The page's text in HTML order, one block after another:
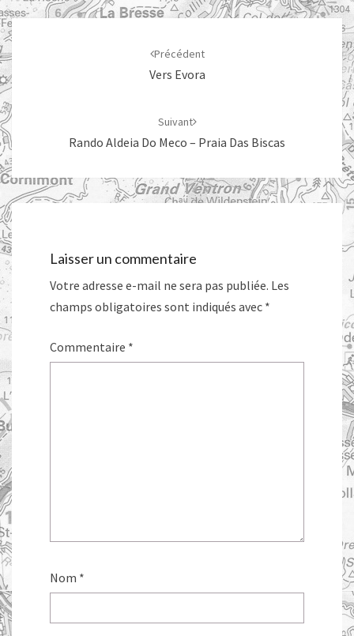
Navigation
d'article
Précédent
Vers Evora
Suivant
Rando Aldeia Do Meco – Praia Das Biscas
Laisser un commentaire
Votre adresse e-mail ne sera pas publiée. Les
champs obligatoires sont indiqués avec *
Commentaire *
Nom *